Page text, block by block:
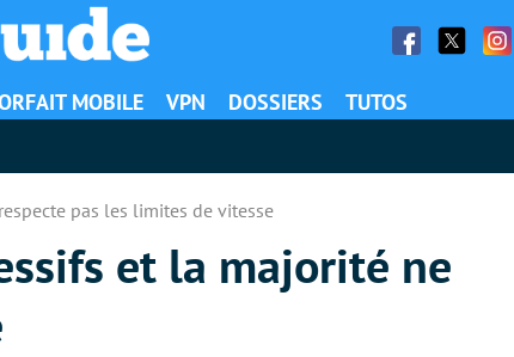
Facebook
Twitter
MOBILE VPN DOSSIERS TUTOS
pas les limites de vitesse
et la majorité ne